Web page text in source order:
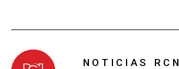
NOTICIAS RCN